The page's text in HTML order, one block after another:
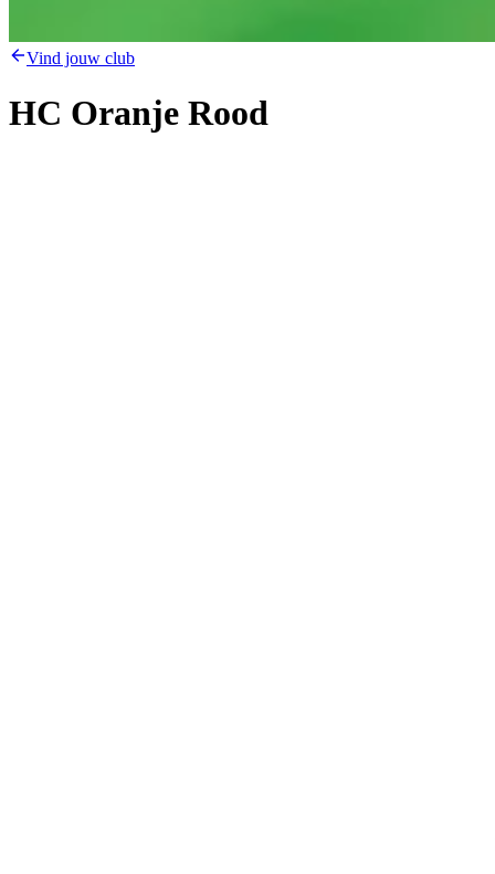
Vind jouw club
HC Oranje Rood